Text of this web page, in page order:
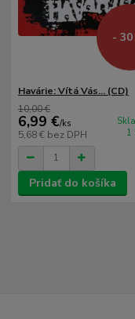
-
Havárie: Vítá Vás... (CD)
10,00 €
6,99 €/ks
5,68 € bez DPH
1
Pridať do košíka